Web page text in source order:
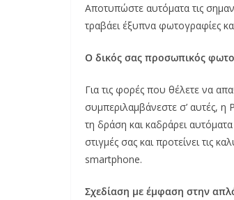
Αποτυπώστε αυτόματα τις
τραβάει έξυπνα φωτογραφίες
Ο δικός σας προσωπικός
Για τις φορές που θέλετε να
συμπεριλαμβάνεστε σ’ αυτές, η
τη δράση και καδράρει
στιγμές σας και προτείνει τις
smartphone.
Σχεδίαση με έμφαση στην